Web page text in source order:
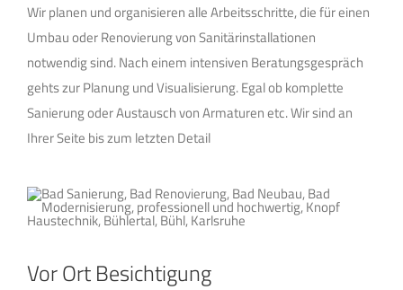
Wir planen und organisieren alle Arbeitsschritte, die für einen
Umbau oder Renovierung von Sanitärinstallationen
notwendig sind. Nach einem intensiven Beratungsgespräch
gehts zur Planung und Visualisierung. Egal ob komplette
Sanierung oder Austausch von Armaturen etc. Wir sind an
Ihrer Seite bis zum letzten Detail
Vor Ort Besichtigung